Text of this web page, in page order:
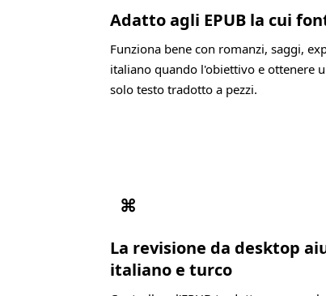
Adatto agli EPUB la cui
Funziona bene con romanzi, saggi,
italiano quando l'obiettivo e ottenere
solo testo tradotto a pezzi.
⌘
La revisione da desktop
italiano e turco